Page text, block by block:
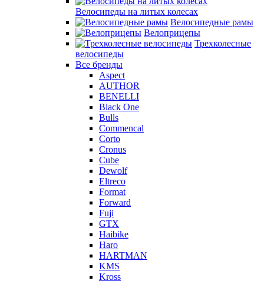
Велосипеды на литых колесах
Велосипедные рамы
Велоприцепы
Трехколесные
велосипеды
Все бренды
Aspect
AUTHOR
BENELLI
Black One
Bulls
Commencal
Corto
Cronus
Cube
Dewolf
Eltreco
Format
Forward
Fuji
GTX
Haibike
Haro
HARTMAN
KMS
Kross